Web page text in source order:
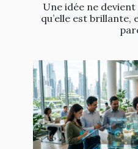
Une idée ne
qu’elle est